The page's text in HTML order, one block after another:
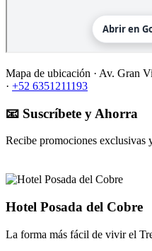
Mapa de ubicación · Av. Gran
· +52 6351211193
📧 Suscríbete y Ahorra
Recibe promociones exclusivas
Hotel Posada del Cobre
La forma más fácil de vivir el